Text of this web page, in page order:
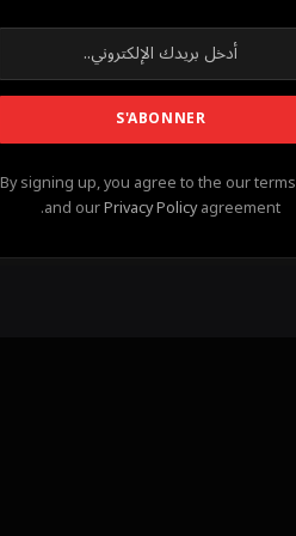
By signing up, you agree to the our terms
and ourPrivacy Policyagreement.